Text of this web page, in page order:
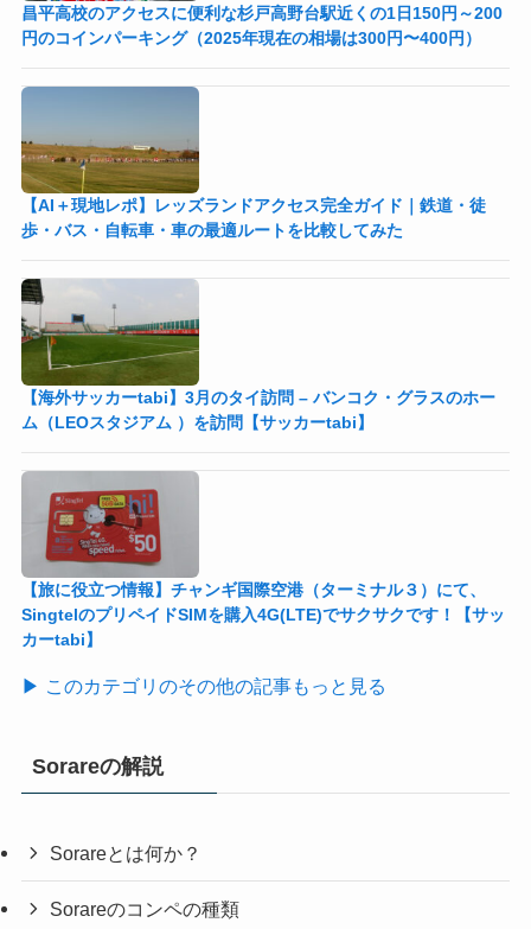
昌平高校のアクセスに便利な杉戸高野台駅近くの1日150円～200
円のコインパーキング（2025年現在の相場は300円〜400円）
【AI＋現地レポ】レッズランドアクセス完全ガイド｜鉄道・徒
歩・バス・自転車・車の最適ルートを比較してみた
【海外サッカーtabi】3月のタイ訪問 – バンコク・グラスのホー
ム（LEOスタジアム ）を訪問【サッカーtabi】
【旅に役立つ情報】チャンギ国際空港（ターミナル３）にて、
SingtelのプリペイドSIMを購入4G(LTE)でサクサクです！【サッ
カーtabi】
▶ このカテゴリのその他の記事もっと見る
Sorareの解説
Sorareとは何か？
Sorareのコンペの種類